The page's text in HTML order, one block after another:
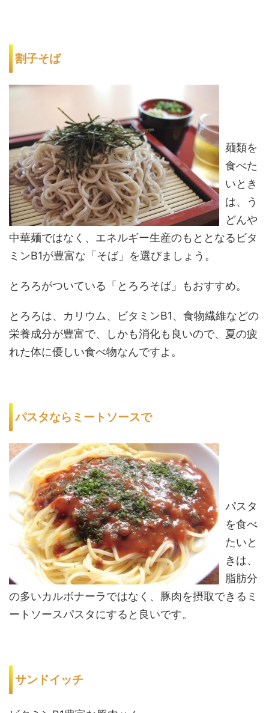
割子そば
麺類を
食べた
いとき
は、う
どんや
中華麺ではなく、エネルギー生産のもととなるビタ
ミンB1が豊富な「そば」を選びましょう。
とろろがついている「とろろそば」もおすすめ。
とろろは、カリウム、ビタミンB1、食物繊維などの
栄養成分が豊富で、しかも消化も良いので、夏の疲
れた体に優しい食べ物なんですよ。
パスタならミートソースで
パスタ
を食べ
たいと
きは、
脂肪分
の多いカルボナーラではなく、豚肉を摂取できるミ
ートソースパスタにすると良いです。
サンドイッチ